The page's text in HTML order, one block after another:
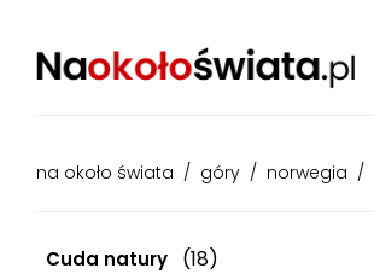
na około świata / góry / norwegia /
Cuda natury (18)